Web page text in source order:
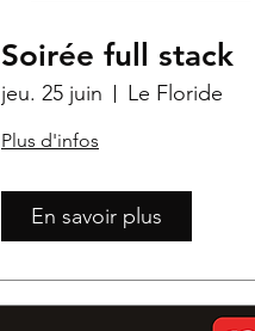
Soirée full stack
jeu. 25 juin Le Floride
Plus d'infos
En savoir plus